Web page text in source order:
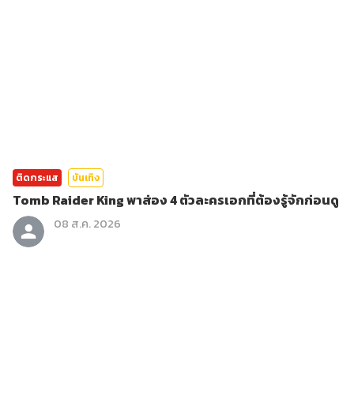
ติดกระแส บันเทิง
Tomb Raider King พาส่อง 4 ตัวละครเอกที่ต้องรู้จักก่อนดู
08 ส.ค. 2026